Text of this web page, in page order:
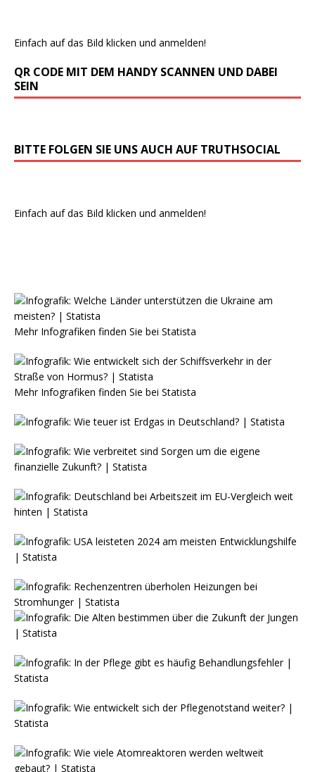
Einfach auf das Bild klicken und anmelden!
QR CODE MIT DEM HANDY SCANNEN UND DABEI
SEIN
BITTE FOLGEN SIE UNS AUCH AUF TRUTHSOCIAL
Einfach auf das Bild klicken und anmelden!
Mehr Infografiken finden Sie bei Statista
Mehr Infografiken finden Sie bei Statista